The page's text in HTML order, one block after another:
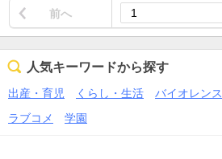
前へ
人気キーワードから探す
出産・育児 くらし・生活 バイオレンス
ラブコメ
学園